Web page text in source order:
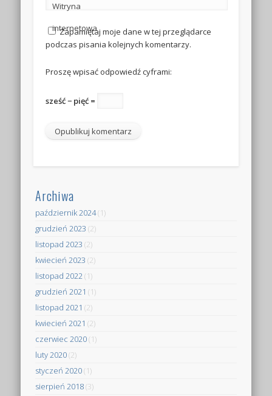
Witryna
internetowa
Zapamiętaj moje dane w tej przeglądarce
podczas pisania kolejnych komentarzy.
Proszę wpisać odpowiedź cyframi:
sześć − pięć =
Archiwa
październik 2024(1)
grudzień 2023 (2)
listopad 2023 (2)
kwiecień 2023 (2)
listopad 2022 (1)
grudzień 2021 (1)
listopad 2021 (2)
kwiecień 2021 (2)
czerwiec 2020(1)
luty 2020(2)
styczeń 2020(1)
sierpień 2018(3)